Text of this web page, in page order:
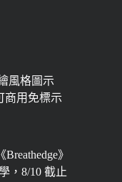
風格圖示
商用免標示
》
，8/10 截止